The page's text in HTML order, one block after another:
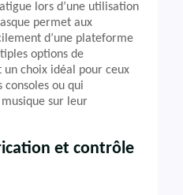
lors d’une utilisation
permet aux
d’une plateforme
options de
choix idéal pour ceux
ou qui
sur leur
et contrôle